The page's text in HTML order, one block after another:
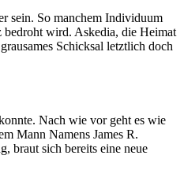
und waschechte Helden aus
sein. So manchem Individuum
bedroht wird. Askedia, die Heimat
Schicksal letztlich doch
Welten, denen sie Leben
Nach wie vor geht es wie
Mann Namens James R.
braut sich bereits eine neue
sich die – erst vor sechs